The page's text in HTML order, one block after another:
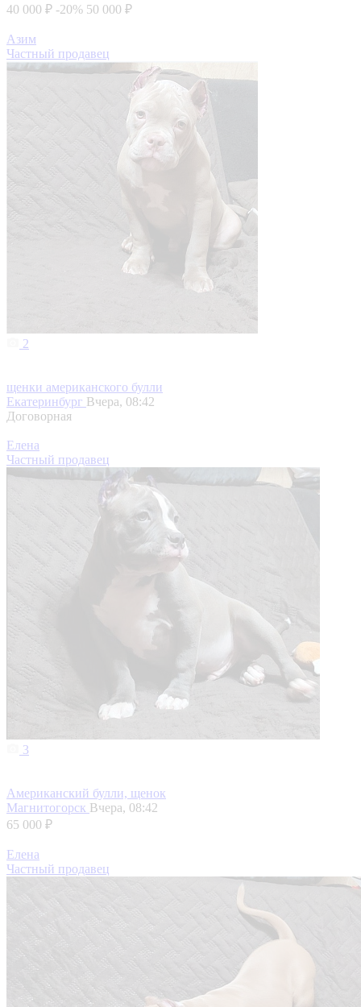
40 000 ₽ -20% 50 000 ₽
Азим
Частный продавец
2
щенки американского булли
Екатеринбург Вчера, 08:42
Договорная
Елена
Частный продавец
3
Американский булли, щенок
Магнитогорск Вчера, 08:42
65 000 ₽
Елена
Частный продавец